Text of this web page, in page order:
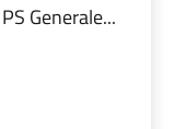
Generale...